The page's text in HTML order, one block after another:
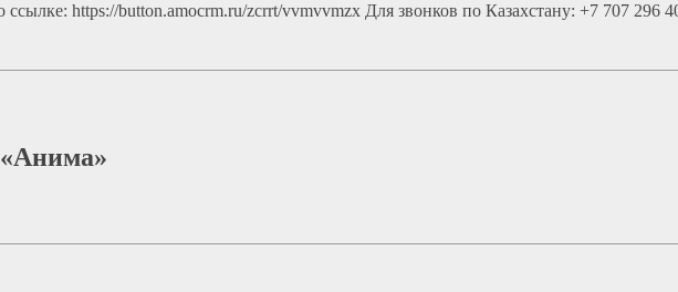
https://button.amocrm.ru/zcrrt/vvmvvmzx Для звонков по Казахстану: +7 707 296